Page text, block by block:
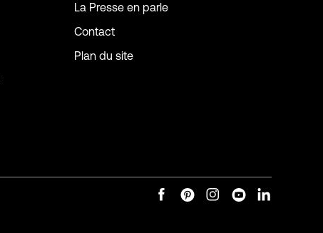
La Presse en parle
Contact
Plan du site